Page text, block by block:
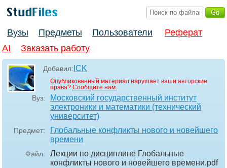
Вузы Предметы Пользователи
Реферат
AI
Заказать работу
Добавил: ICK
Опубликованный материал нарушает ваши авторские
права? Сообщите нам.
Вуз:
Московский государственный институт
электроники и математики (технический
университет)
Предмет:
Глобальные конфликты нового и новейшего
времени
Файл:
Лекции по дисциплине Глобальные
конфликты нового и новейшего времени.pdf